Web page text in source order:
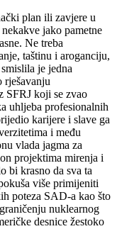
plan ili zavjere u
jako pametne
Ne treba
taštinu i aroganciju,
je jedna
rješavanju
SFRJ koji se zvao
uhljeba profesionalnih
karijere i slave ga
i među
vlada jagma za
projektima mirenja i
bi krasno da sva ta
više primijeniti
poteza SAD-a kao što
nuklearnog
desnice žestoko